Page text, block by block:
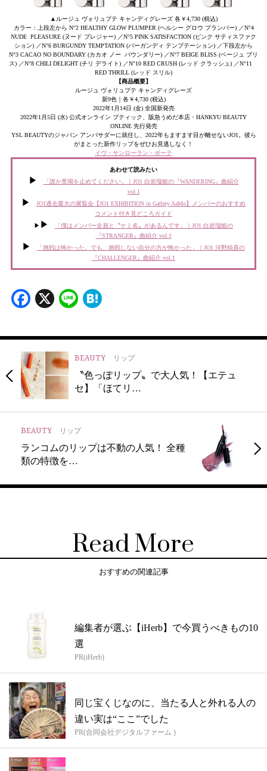
▲ルージュ ヴォリュプテ キャンディグレーズ 各￥4,730 (税込)
カラー：上段左から N°2 HEALTHY GLOW PLUMPER (ヘルシー グロウ プランパー) ／N°4
NUDE PLEASURE (ヌード プレジャー) ／N°5 PINK SATISFACTION (ピンク サティスファク
ション) ／N°6 BURGUNDY TEMPTATION (バーガンディ テンプテーション) ／下段左から
N°3 CACAO NO BOUNDARY (カカオ ノー バウンダリー) ／N°7 BEIGE BLISS (ベージュ ブリ
ス) ／N°8 CHILI DELIGHT (チリ デライト) ／N°10 RED CRUSH (レッド クラッシュ) ／N°11
RED THRILL (レッド スリル)
【商品概要】
ルージュ ヴォリュプテ キャンディグレーズ
新9色｜各￥4,730 (税込)
2022年1月14日 (金) 全国新発売
2022年1⽉5⽇ (水) 公式オンライン ブティック、阪急うめだ本店・HANKYU BEAUTY
ONLINE 先⾏発売
YSL BEAUTYのジャパン アンバサダーに就任し、2022年もますます目が離せないJO1。彼ら
がまとった新作リップをぜひお見逃しなく！
イヴ・サンローラン・ボーテ
あわせて読みたい
「誰か景瑚を止めてください」｜JO1 白岩瑠姫の『WANDERING』曲紹介
vol.1
JO1過去最大の展覧会【JO1 EXHIBITION in Gallery AaMo】メンバーのおすすめ
コメント付き見どころガイド
▶︎
「僕はメンバー全員と〝ケミ名〟があるんです」｜JO1 白岩瑠姫の
『STRANGER』曲紹介 vol.1
「挑戦は怖かった。でも、挑戦しない自分の方が怖かった」｜JO1 河野純喜の
『CHALLENGER』曲紹介 vol.1
Facebook
X Line
BEAUTY リップ
〝色っぽリップ〟で大人気！【エテュ
セ】「ほてリ…
BEAUTY リップ
ランコムのリップは不動の人気！ 全種
類の特徴を…
Read More
おすすめの関連記事
編集者が選ぶ【iHerb】で今買うべきもの10
選
PR(iHerb)
同じ宝くじなのに、当たる人と外れる人の
違い実は“ここ”でした
PR(合同会社デジタルファーム )